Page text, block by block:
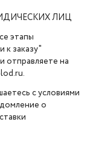
ЛИЦ
этапы
к заказу"
отправляете на
с условиями
о